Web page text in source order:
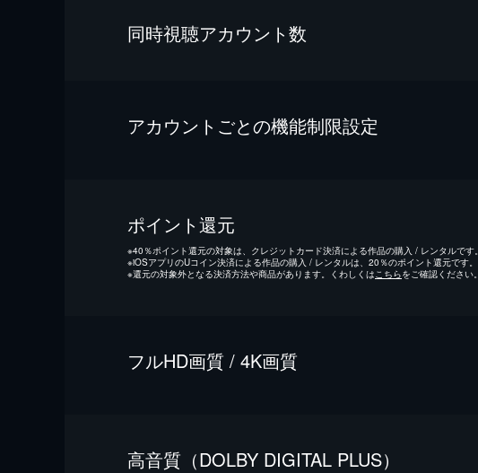
同時視聴アカウント数
アカウントごとの機能制限設定
ポイント還元
※40％ポイント還元の対象は、クレジットカード決済による作品の購入 / レンタルです。
※iOSアプリのUコイン決済による作品の購入 / レンタルは、20％のポイント還元です。
※還元の対象外となる決済方法や商品があります。くわしくは こちらをご確認ください。
フルHD画質 / 4K画質
⾼⾳質（DOLBY DIGITAL PLUS）